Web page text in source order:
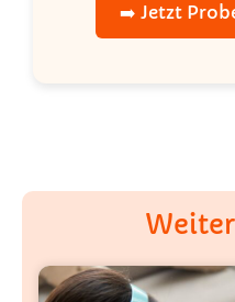
➡️ Jetzt